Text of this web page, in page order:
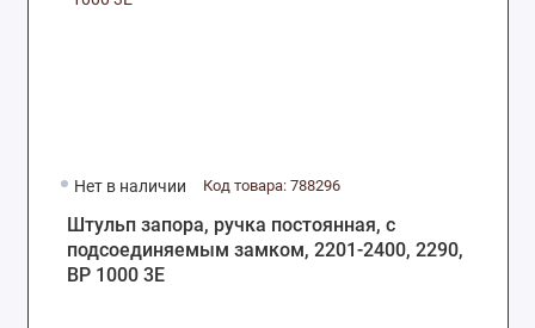
Нет в наличии Код товара: 788296
Штульп запора, ручка постоянная, с
подсоединяемым замком, 2201-2400, 2290,
ВР 1000 3Е